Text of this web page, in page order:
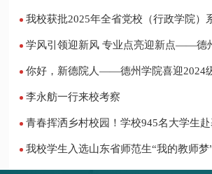
我校获批2025年全省党校（行政学院）系统课题立
学风引领迎新风 专业点亮迎新点——德州学院2024
你好，新德院人——德州学院喜迎2024
李永舫一行来校考察
青春挥洒乡村校园！学校945名大学生
我校学生入选山东省师范生“我的教师梦”主题演讲活